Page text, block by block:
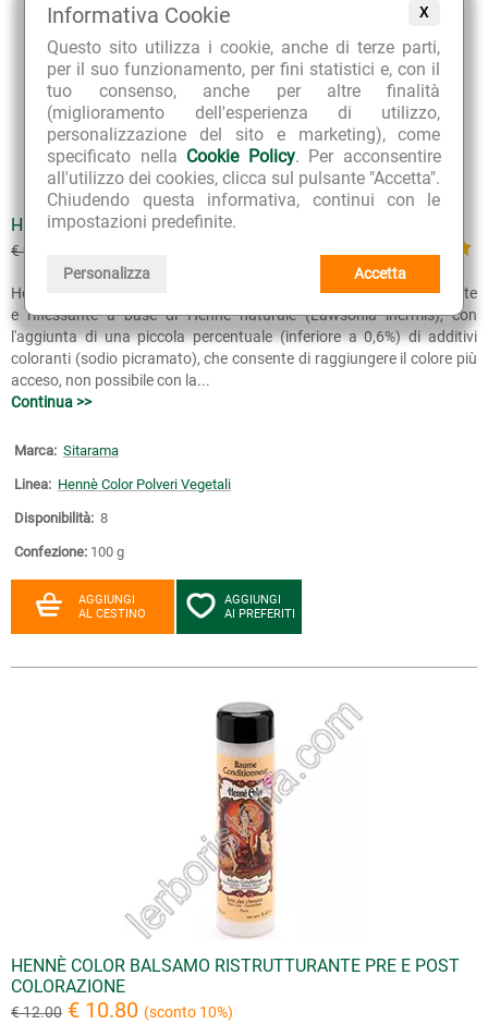
X
Informativa Cookie
Questo sito utilizza i cookie, anche di terze parti,
per il suo funzionamento, per fini statistici e, con il
tuo consenso, anche per altre finalità
(miglioramento dell'esperienza di utilizzo,
personalizzazione del sito e marketing), come
specificato nella Cookie Policy. Per acconsentire
all'utilizzo dei cookies, clicca sul pulsante "Accetta".
Chiudendo questa informativa, continui con le
impostazioni predefinite.
Personalizza Accetta
HENNÈ COLOR AUBURN - ROSSO MOLTO INTENSO
€ 9.00
Hennè Color Auburn - Rosso Intenso è una polvere vegetale colorante
e riflessante a base di Hennè naturale (Lawsonia inermis), con
l'aggiunta di una piccola percentuale (inferiore a 0,6%) di additivi
coloranti (sodio picramato), che consente di raggiungere il colore più
acceso, non possibile con la...
Continua >>
Marca: Sitarama
Linea: Hennè Color Polveri Vegetali
Disponibilità: 8
Confezione: 100 g
AGGIUNGI
AL CESTINO
AGGIUNGI
AI PREFERITI
HENNÈ COLOR BALSAMO RISTRUTTURANTE PRE E POST
COLORAZIONE
€ 12.00 € 10.80 (sconto 10%)